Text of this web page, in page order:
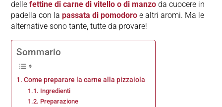
dellefettine di carne di vitello o di manzo da cuocere in
padella con lapassata di pomodoro e altri aromi. Ma le
alternative sono tante, tutte da provare!
Sommario
Come preparare la carne alla pizzaiola
Ingredienti
Preparazione